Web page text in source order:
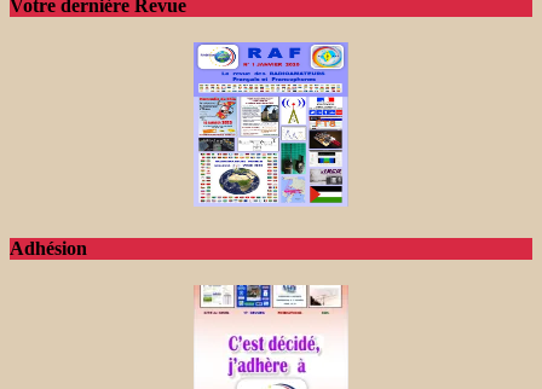
Votre dernière Revue
Adhésion